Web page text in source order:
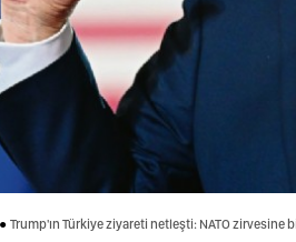
Trump'ın Türkiye ziyareti netleşti: NATO zirvesine